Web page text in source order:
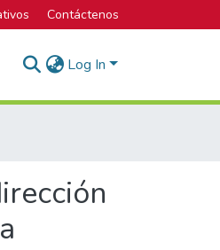
Contáctenos
Log In